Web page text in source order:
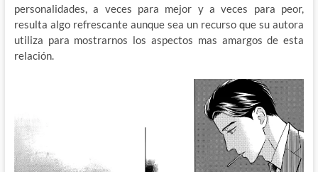
personalidades, a veces para mejor y a veces para peor,
resulta algo refrescante aunque sea un recurso que su autora
utiliza para mostrarnos los aspectos mas amargos de esta
relación.